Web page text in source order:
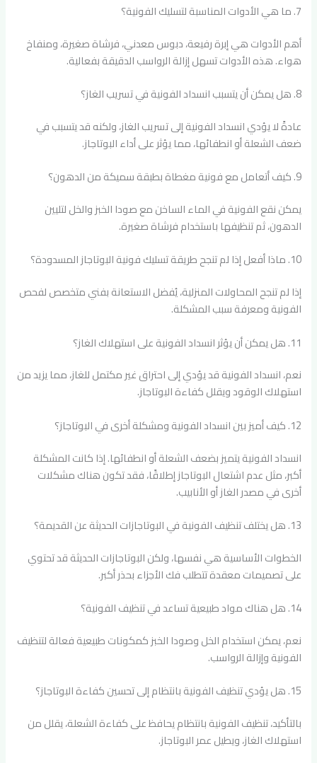
7. ما هي الأدوات المناسبة لتسليك الفونية؟
أهم الأدوات هي إبرة رفيعة، دبوس معدني، فرشاة صغيرة، ومنفاخ
هواء. هذه الأدوات تسهل إزالة الرواسب الدقيقة بفعالية.
8. هل يمكن أن يتسبب انسداد الفونية في تسريب الغاز؟
عادةً لا يؤدي انسداد الفونية إلى تسريب الغاز، ولكنه قد يتسبب في
ضعف الشعلة أو انطفائها، مما يؤثر على أداء البوتاجاز.
9. كيف أتعامل مع فونية مغطاة بطبقة سميكة من الدهون؟
يمكن نقع الفونية في الماء الساخن مع صودا الخبز والخل لتليين
الدهون، ثم تنظيفها باستخدام فرشاة صغيرة.
10. ماذا أفعل إذا لم تنجح طريقة تسليك فونية البوتاجاز المسدودة؟
إذا لم تنجح المحاولات المنزلية، يُفضل الاستعانة بفني متخصص لفحص
الفونية ومعرفة سبب المشكلة.
11. هل يمكن أن يؤثر انسداد الفونية على استهلاك الغاز؟
نعم، انسداد الفونية قد يؤدي إلى احتراق غير مكتمل للغاز، مما يزيد من
استهلاك الوقود ويقلل كفاءة البوتاجاز.
12. كيف أميز بين انسداد الفونية ومشكلة أخرى في البوتاجاز؟
انسداد الفونية يتميز بضعف الشعلة أو انطفائها. إذا كانت المشكلة
أكبر، مثل عدم اشتعال البوتاجاز إطلاقًا، فقد تكون هناك مشكلات
أخرى في مصدر الغاز أو الأنابيب.
13. هل يختلف تنظيف الفونية في البوتاجازات الحديثة عن القديمة؟
الخطوات الأساسية هي نفسها، ولكن البوتاجازات الحديثة قد تحتوي
على تصميمات معقدة تتطلب فك الأجزاء بحذر أكبر.
14. هل هناك مواد طبيعية تساعد في تنظيف الفونية؟
نعم، يمكن استخدام الخل وصودا الخبز كمكونات طبيعية فعالة لتنظيف
الفونية وإزالة الرواسب.
15. هل يؤدي تنظيف الفونية بانتظام إلى تحسين كفاءة البوتاجاز؟
بالتأكيد، تنظيف الفونية بانتظام يحافظ على كفاءة الشعلة، يقلل من
استهلاك الغاز، ويطيل عمر البوتاجاز.